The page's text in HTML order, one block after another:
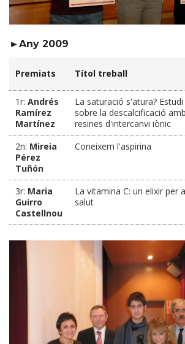
►Any 2009
Premiats Títol treball
1r: Andrés
Ramírez
Martínez
La saturació s'atura? Estudi
sobre la descalcificació amb
resines d'intercanvi iònic
2n: Mireia
Pérez
Tuñón
Coneixem l'aspirina
3r: Maria
Guirro
Castellnou
La vitamina C: un elixir per
salut